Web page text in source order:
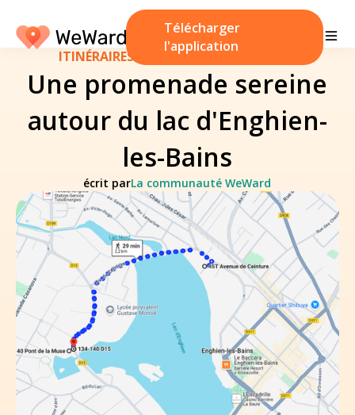
Télécharger
l'application
ITINÉRAIRES DE MARCHE /7 mars 2025
Une promenade sereine
autour du lac d'Enghien-
les-Bains
écrit parLa communauté WeWard